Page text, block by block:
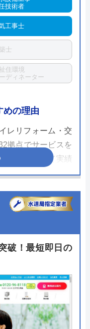
技術者
工事士
士
住環境
ディネーター
めの理由
レリフォーム・交
拠点でサービスを
修理において実績
国各地の自治体の
に追加で延長保証
支払い方法も豊富
、銀行振込、コン
ご自身の好きなタ
めポイントの一つ
破！最短即日の